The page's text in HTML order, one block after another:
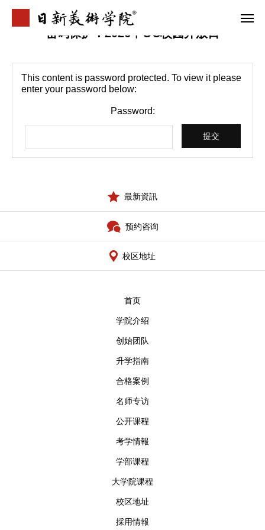
密码保护：2026︱OC校园开放日
This content is password protected. To view it please
enter your password below:
Password:
最新資訊
预约咨询
校区地址
首页
学院介绍
创始团队
升学指南
合格案例
名师专访
公开课程
考学情報
学部课程
大学院课程
校区地址
採用情報
学院介绍 专业案内